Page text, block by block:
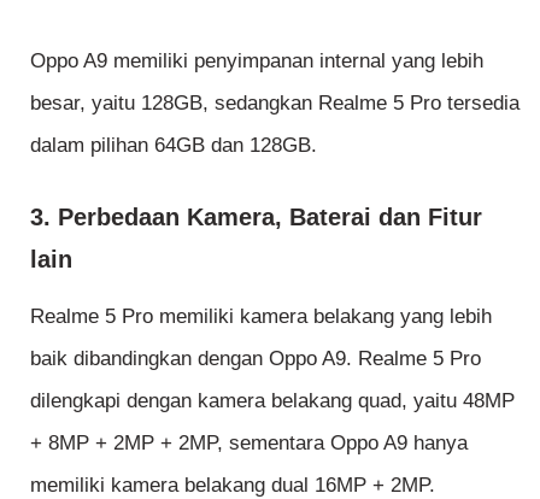
Oppo A9 memiliki penyimpanan internal yang lebih
besar, yaitu 128GB, sedangkan Realme 5 Pro tersedia
dalam pilihan 64GB dan 128GB.
3. Perbedaan Kamera, Baterai dan Fitur
lain
Realme 5 Pro memiliki kamera belakang yang lebih
baik dibandingkan dengan Oppo A9. Realme 5 Pro
dilengkapi dengan kamera belakang quad, yaitu 48MP
+ 8MP + 2MP + 2MP, sementara Oppo A9 hanya
memiliki kamera belakang dual 16MP + 2MP.